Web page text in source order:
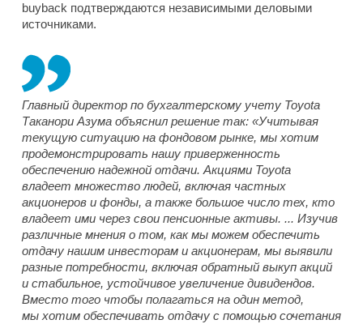
buyback подтверждаются независимыми деловыми
источниками.
Главный директор по бухгалтерскому учету Toyota
Таканори Азума объяснил решение так: «Учитывая
текущую ситуацию на фондовом рынке, мы хотим
продемонстрировать нашу приверженность
обеспечению надежной отдачи. Акциями Toyota
владеет множество людей, включая частных
акционеров и фонды, а также большое число тех, кто
владеет ими через свои пенсионные активы. ... Изучив
различные мнения о том, как мы можем обеспечить
отдачу нашим инвесторам и акционерам, мы выявили
разные потребности, включая обратный выкуп акций
и стабильное, устойчивое увеличение дивидендов.
Вместо того чтобы полагаться на один метод,
мы хотим обеспечивать отдачу с помощью сочетания